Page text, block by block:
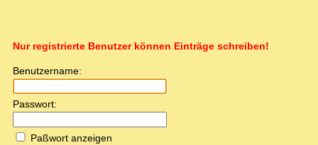
Nur registrierte Benutzer können Einträge schreiben!
Benutzername:
Passwort:
Paßwort anzeigen